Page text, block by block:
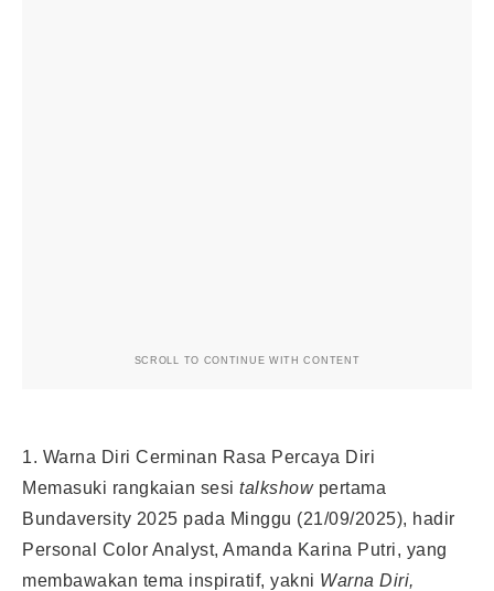
SCROLL TO CONTINUE WITH CONTENT
1. Warna Diri Cerminan Rasa Percaya Diri
Memasuki rangkaian sesi talkshowpertama
Bundaversity 2025 pada Minggu (21/09/2025), hadir
Personal Color Analyst, Amanda Karina Putri, yang
membawakan tema inspiratif, yakni Warna Diri,